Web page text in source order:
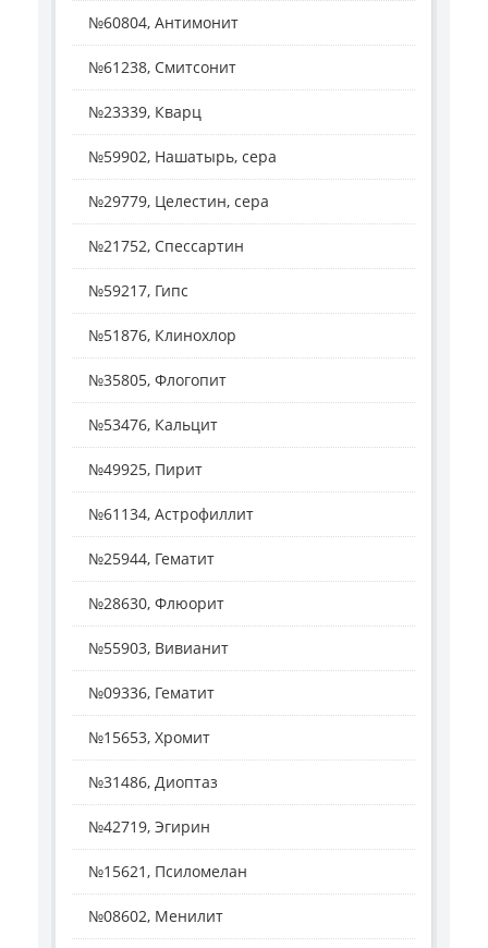
№60804, Антимонит
№61238, Смитсонит
№23339, Кварц
№59902, Нашатырь, сера
№29779, Целестин, сера
№21752, Спессартин
№59217, Гипс
№51876, Клинохлор
№35805, Флогопит
№53476, Кальцит
№49925, Пирит
№61134, Астрофиллит
№25944, Гематит
№28630, Флюорит
№55903, Вивианит
№09336, Гематит
№15653, Хромит
№31486, Диоптаз
№42719, Эгирин
№15621, Псиломелан
№08602, Менилит